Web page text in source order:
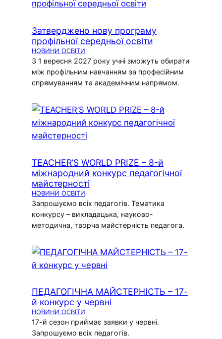
Затверджено нову програму
профільної середньої освіти
НОВИНИ ОСВІТИ
З 1 вересня 2027 року учні зможуть обирати
між профільним навчанням за професійним
спрямуванням та академічним напрямом.
TEACHER’S WORLD PRIZE – 8-й
міжнародний конкурс педагогічної
майстерності
НОВИНИ ОСВІТИ
Запрошуємо всіх педагогів. Тематика
конкурсу – викладацька, науково-
методична, творча майстерність педагога.
ПЕДАГОГІЧНА МАЙСТЕРНІСТЬ – 17-
й конкурс у червні
НОВИНИ ОСВІТИ
17-й сезон приймає заявки у червні.
Запрошуємо всіх педагогів.